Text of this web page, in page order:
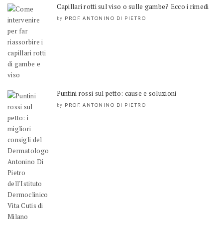
Capillari rotti sul viso o sulle gambe? Ecco i rimedi
by PROF. ANTONINO DI PIETRO
Puntini rossi sul petto: cause e soluzioni
by PROF. ANTONINO DI PIETRO